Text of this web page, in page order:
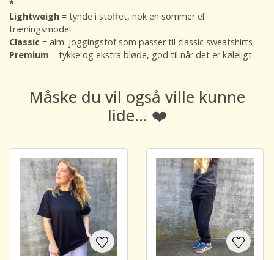
*
Lightweigh = tynde i stoffet, nok en sommer el.
træningsmodel
Classic = alm. joggingstof som passer til classic sweatshirts
Premium = tykke og ekstra bløde, god til når det er køleligt
Måske du vil også ville kunne
lide... ❤️